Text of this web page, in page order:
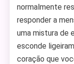
normalmente
responder a
uma mistura de
esconde
coração que